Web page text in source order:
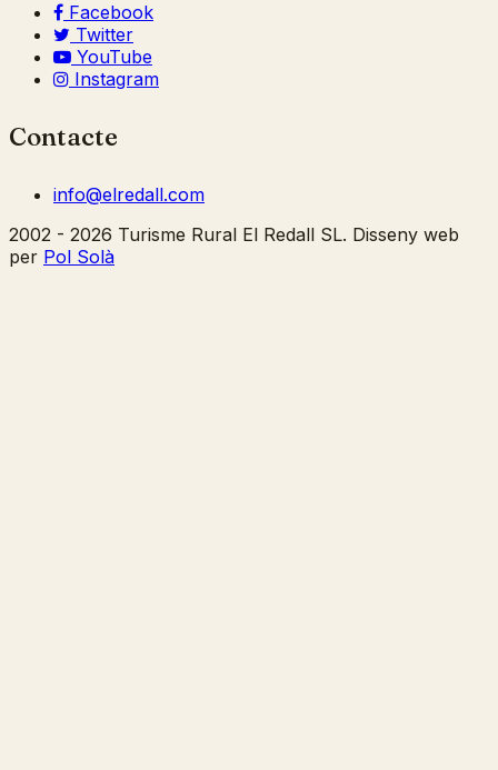
Facebook
Twitter
YouTube
Instagram
Contacte
info@elredall.com
2002 - 2026 Turisme Rural El Redall SL. Disseny web
per Pol Solà